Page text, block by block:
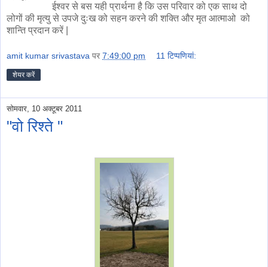
ईश्वर से बस यही प्रार्थना है कि उस परिवार को एक साथ दो
लोगों की मृत्यु से उपजे दुःख को सहन करने की शक्ति और मृत आत्माओ को
शान्ति प्रदान करें |
amit kumar srivastava पर 7:49:00 pm 11 टिप्‍पणियां:
शेयर करें
सोमवार, 10 अक्टूबर 2011
"वो रिश्ते "